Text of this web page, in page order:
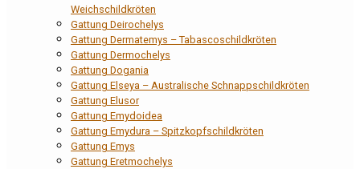
Weichschildkröten
Gattung Deirochelys
Gattung Dermatemys – Tabascoschildkröten
Gattung Dermochelys
Gattung Dogania
Gattung Elseya – Australische Schnappschildkröten
Gattung Elusor
Gattung Emydoidea
Gattung Emydura – Spitzkopfschildkröten
Gattung Emys
Gattung Eretmochelys